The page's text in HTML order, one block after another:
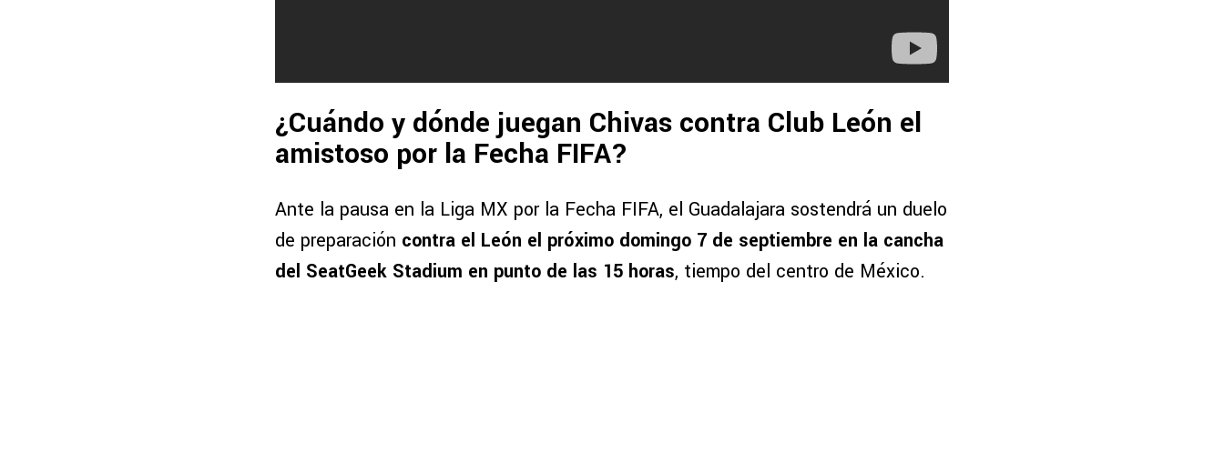
¿Cuándo y dónde juegan Chivas contra Club León el
amistoso por la Fecha FIFA?
Ante la pausa en la Liga MX por la Fecha FIFA, el Guadalajara sostendrá un duelo
de preparación contra el León el próximo domingo 7 de septiembre en la cancha
del SeatGeek Stadium en punto de las 15 horas, tiempo del centro de México.